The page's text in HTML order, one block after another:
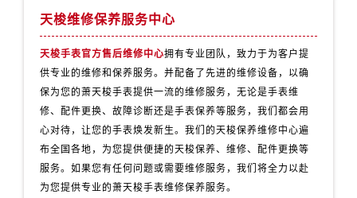
天梭维修保养服务中心
天梭手表官方售后维修中心拥有专业团队，致力于为客户提
供专业的维修和保养服务。并配备了先进的维修设备，以确
保为您的萧天梭手表提供一流的维修服务，无论是手表维
修、配件更换、故障诊断还是手表保养等服务，我们都会用
心对待，让您的手表焕发新生。我们的天梭保养维修中心遍
布全国各地，为您提供便捷的天梭保养、维修、配件更换等
服务。如果您有任何问题或需要维修服务，我们将全力以赴
为您提供专业的萧天梭手表维修保养服务。